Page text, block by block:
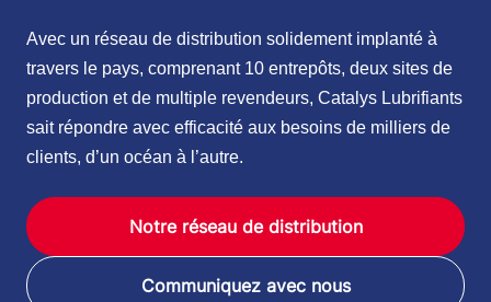
Avec un réseau de distribution solidement implanté à
travers le pays, comprenant 10 entrepôts, deux sites de
production et de multiple revendeurs, Catalys Lubrifiants
sait répondre avec efficacité aux besoins de milliers de
clients, d’un océan à l’autre.
Notre réseau de distribution
Communiquez avec nous